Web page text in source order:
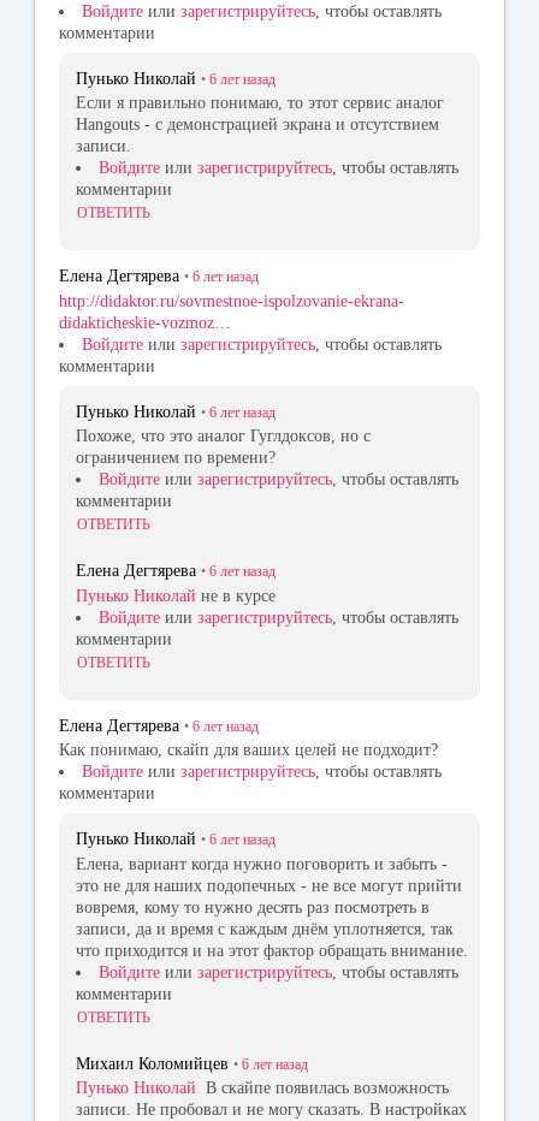
Войдите или зарегистрируйтесь , чтобы оставлять
комментарии
Пунько Николай • 6 лет назад
Если я правильно понимаю, то этот сервис аналог
Hangouts - с демонстрацией экрана и отсутствием
записи.
Войдите или зарегистрируйтесь, чтобы оставлять
комментарии
ОТВЕТИТЬ
Елена Дегтярева • 6 лет назад
http://didaktor.ru/sovmestnoe-ispolzovanie-ekrana-
didakticheskie-vozmoz…
Войдите или зарегистрируйтесь , чтобы оставлять
комментарии
Пунько Николай • 6 лет назад
Похоже, что это аналог Гуглдоксов, но с
ограничением по времени?
Войдите или зарегистрируйтесь, чтобы оставлять
комментарии
ОТВЕТИТЬ
Елена Дегтярева • 6 лет назад
Пунько Николай не в курсе
Войдите или зарегистрируйтесь , чтобы оставлять
комментарии
ОТВЕТИТЬ
Елена Дегтярева • 6 лет назад
Как понимаю, скайп для ваших целей не подходит?
Войдите или зарегистрируйтесь, чтобы оставлять
комментарии
Пунько Николай • 6 лет назад
Елена, вариант когда нужно поговорить и забыть -
это не для наших подопечных - не все могут прийти
вовремя, кому то нужно десять раз посмотреть в
записи, да и время с каждым днём уплотняется, так
что приходится и на этот фактор обращать внимание.
Войдите или зарегистрируйтесь , чтобы оставлять
комментарии
ОТВЕТИТЬ
Михаил Коломийцев • 6 лет назад
Пунько Николай В скайпе появилась возможность
записи. Не пробовал и не могу сказать. В настройках